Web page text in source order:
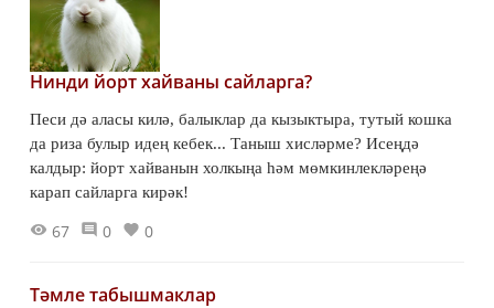
Нинди йорт хайваны сайларга?
Песи дә аласы килә, балыклар да кызыктыра, тутый кошка
да риза булыр идең кебек... Таныш хисләрме? Исеңдә
калдыр: йорт хайванын холкыңа һәм мөмкинлекләреңә
карап сайларга кирәк!
67 0 0
Тәмле табышмаклар